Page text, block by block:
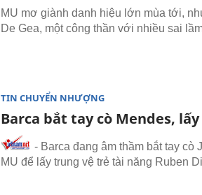
MU mơ giành danh hiệu lớn mùa tới,
De Gea, một công thần với nhiều sai
TIN CHUYỂN NHƯỢNG
Barca bắt tay cò Mendes,
- Barca đang âm thầm bắt tay cò
MU để lấy trung vệ trẻ tài năng Ruben